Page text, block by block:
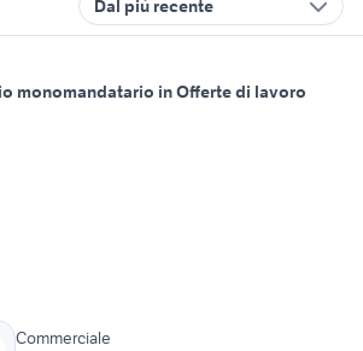
Dal più recente
monomandatario in Offerte di lavoro
Commerciale